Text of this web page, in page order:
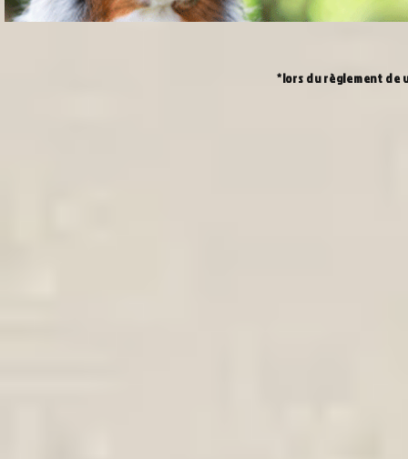
*lors du règlement de